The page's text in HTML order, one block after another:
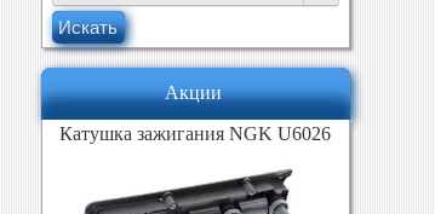
Искать
Акции
Катушка зажигания NGK U6026